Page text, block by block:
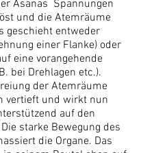
Asanas Spannungen
und die Atemräume
geschieht entweder
einer Flanke) oder
eine vorangehende
bei Drehlagen etc.).
der Atemräume
vertieft und wirkt nun
auf den
starke Bewegung des
die Organe. Das